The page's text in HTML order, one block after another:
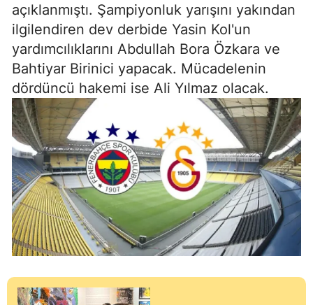
açıklanmıştı. Şampiyonluk yarışını yakından
ilgilendiren dev derbide Yasin Kol'un
yardımcılıklarını Abdullah Bora Özkara ve
Bahtiyar Birinici yapacak. Mücadelenin
dördüncü hakemi ise Ali Yılmaz olacak.